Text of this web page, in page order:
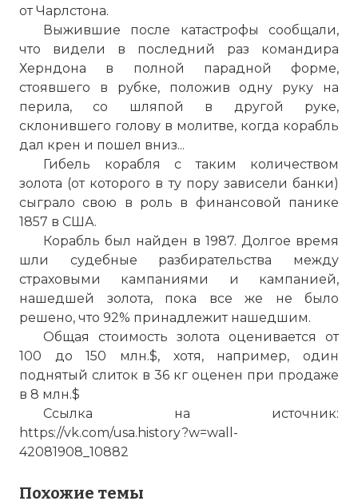
от Чарлстона.
Выжившие после катастрофы сообщали,
что видели в последний раз командира
Херндона в полной парадной форме,
стоявшего в рубке, положив одну руку на
перила, со шляпой в другой руке,
склонившего голову в молитве, когда корабль
дал крен и пошел вниз...
Гибель корабля с таким количеством
золота (от которого в ту пору зависели банки)
сыграло свою в роль в финансовой панике
1857 в США.
Корабль был найден в 1987. Долгое время
шли судебные разбирательства между
страховыми кампаниями и кампанией,
нашедшей золота, пока все же не было
решено, что 92% принадлежит нашедшим.
Общая стоимость золота оценивается от
100 до 150 млн.$, хотя, например, один
поднятый слиток в 36 кг оценен при продаже
в 8 млн.$
Ссылка на источник:
https://vk.com/usa.history?w=wall-
42081908_10882
Похожие темы
☓
Катастрофа "Золотого парохода"
Фото статьи: